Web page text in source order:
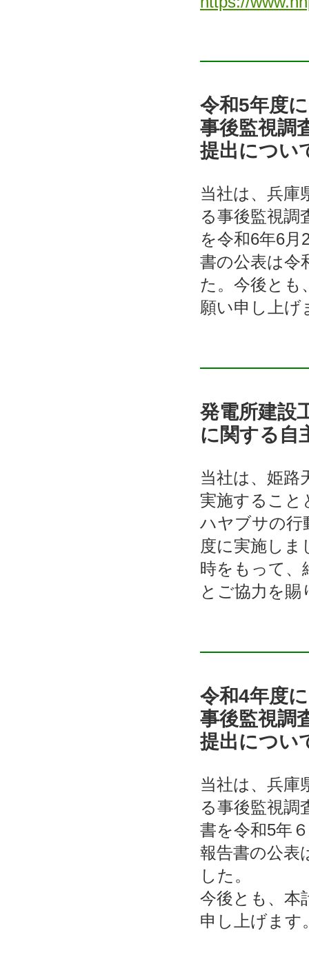
令和5年度
事後監視調
提出につい
当社は、兵庫
る事後監視調
を令和6年6月
書の公表は令
た。今後とも
願い申し上げ
発電所建設
に関する自
当社は、姫路
実施すること
ハヤブサの行
度に実施しま
時をもって、
とご協力を
令和4年度
事後監視調
提出につい
当社は、兵庫
る事後監視調
書を令和5年
報告書の公表
した。
今後とも、本
申し上げます